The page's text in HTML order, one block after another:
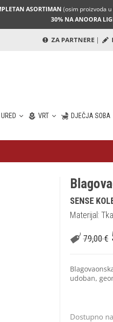
ASORTIMAN (osim proizvoda
30% NA ANOORA
ZA PARTNERE |
URED VRT DJEČJA SOBA
SENSE
Materijal:
79,00€
udoban,
Dostupno